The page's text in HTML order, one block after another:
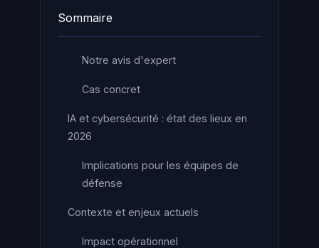
Sommaire
Notre avis d'expert
Cas concret
IA et cybersécurité : état des lieux en
2026
Implications pour les équipes de
défense
Contexte et enjeux actuels
Impact opérationnel